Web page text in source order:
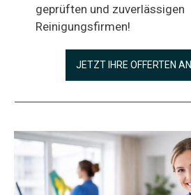
geprüften und zuverlässigen
Reinigungsfirmen!
JETZT IHRE OFFERTEN